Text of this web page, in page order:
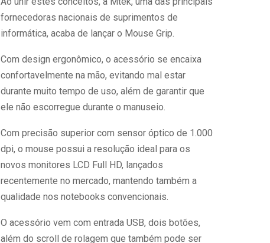
fornecedoras nacionais de suprimentos de
informática, acaba de lançar o Mouse Grip.
Com design ergonômico, o acessório se encaixa
confortavelmente na mão, evitando mal estar
durante muito tempo de uso, além de garantir que
ele não escorregue durante o manuseio.
Com precisão superior com sensor óptico de 1.000
dpi, o mouse possui a resolução ideal para os
novos monitores LCD Full HD, lançados
recentemente no mercado, mantendo também a
qualidade nos notebooks convencionais.
O acessório vem com entrada USB, dois botões,
além do scroll de rolagem que também pode ser